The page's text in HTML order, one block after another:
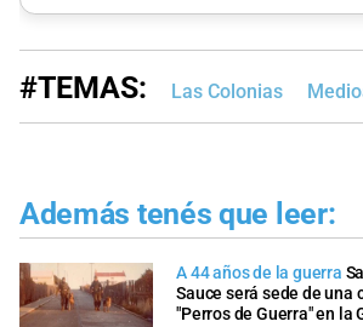
#TEMAS: Las Colonias
Además tenés que leer:
A 44 años de la guerra
Sauce será sede de una
"Perros de Guerra" en la